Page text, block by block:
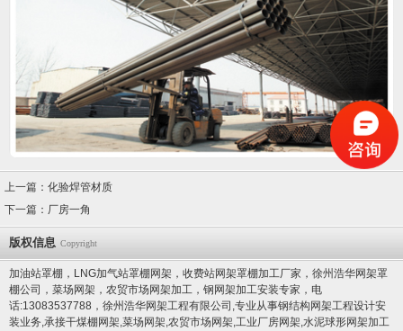
上一篇： 化验焊管材质
下一篇： 厂房一角
版权信息 Copyright
加油站罩棚，LNG加气站罩棚网架，收费站网架罩棚加工厂家，徐州浩华网架罩
棚公司，菜场网架，农贸市场网架加工，钢网架加工安装专家，电
话:13083537788，徐州浩华网架工程有限公司,专业从事钢结构网架工程设计安
装业务,承接干煤棚网架,菜场网架,农贸市场网架,工业厂房网架,水泥球形网架加工